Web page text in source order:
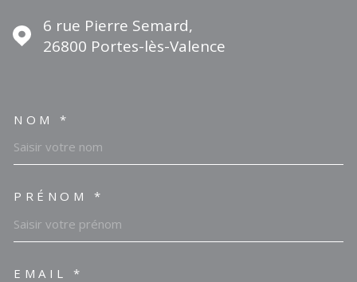
6 rue Pierre Semard,
26800
Portes-lès-Valence
NOM *
PRÉNOM *
EMAIL *